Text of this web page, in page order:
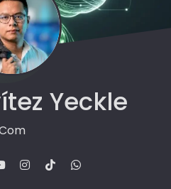
Yeckle
estratég